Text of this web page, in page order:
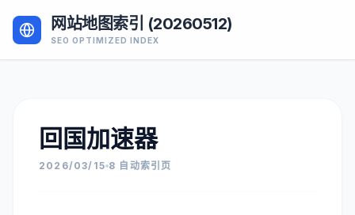
网站地图索引 (20260512)
SEO OPTIMIZED INDEX
回国加速器
2026/03/15 8 自动索引页